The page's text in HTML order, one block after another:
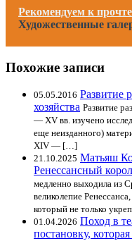
Рекомендуем к
Художественные
Похожие записи
05.05.2016 Развитие
хозяйства Развитие
— XV вв. изучено
еще неизданного)
XIV — […]
21.10.2025 Матьяш
Ренессансный
медленно выходила из
великолепие
который не только
01.04.2026 Поход в
постановку,